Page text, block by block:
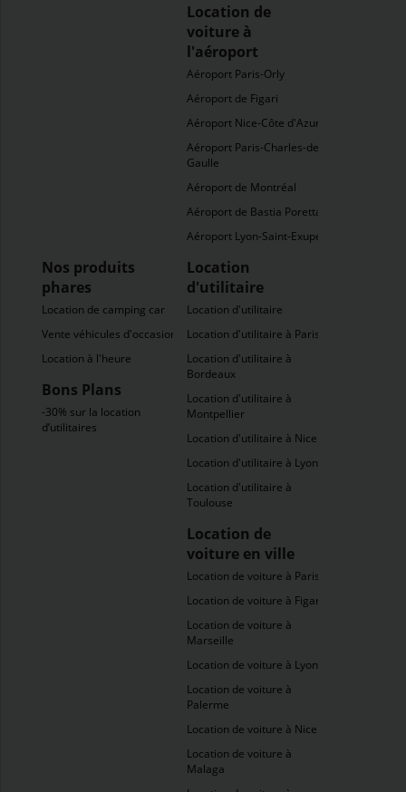
Location de
voiture à
l'aéroport
Aéroport Paris-Orly
Aéroport de Figari
Aéroport Nice-Côte d'Azur
Aéroport Paris-Charles-de-
Gaulle
Aéroport de Montréal
Aéroport de Bastia Poretta
Aéroport Lyon-Saint-Exupéry
Nos produits
phares
Location de camping car
Vente véhicules d'occasion
Location à l'heure
Bons Plans
-30% sur la location
d’utilitaires
Location
d'utilitaire
Location d'utilitaire
Location d'utilitaire à Paris
Location d'utilitaire à
Bordeaux
Location d'utilitaire à
Montpellier
Location d'utilitaire à Nice
Location d'utilitaire à Lyon
Location d'utilitaire à
Toulouse
Location de
voiture en ville
Location de voiture à Paris
Location de voiture à Figari
Location de voiture à
Marseille
Location de voiture à Lyon
Location de voiture à
Palerme
Location de voiture à Nice
Location de voiture à
Malaga